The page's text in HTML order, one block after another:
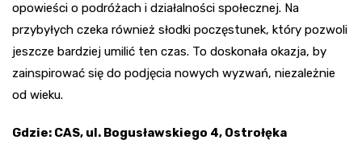
opowieści o podróżach i działalności społecznej. Na
przybyłych czeka również słodki poczęstunek, który pozwoli
jeszcze bardziej umilić ten czas. To doskonała okazja, by
zainspirować się do podjęcia nowych wyzwań, niezależnie
od wieku.
Gdzie: CAS, ul. Bogusławskiego 4, Ostrołęka